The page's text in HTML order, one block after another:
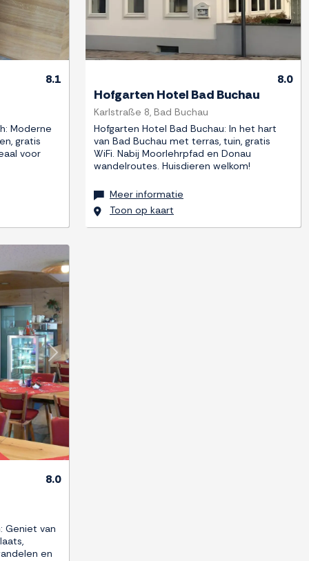
8.1
Moderne
gratis
voor
8.0
Hofgarten Hotel Bad Buchau
Karlstraße 8, Bad Buchau
Hofgarten Hotel Bad Buchau: In het hart
van Bad Buchau met terras, tuin, gratis
WiFi. Nabij Moorlehrpfad en Donau
wandelroutes. Huisdieren welkom!
Meer informatie
Toon op kaart
Next
8.0
Geniet van
en